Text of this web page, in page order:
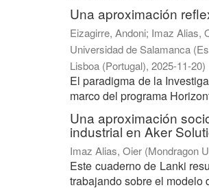
Una aproximación
Eizagirre, Andoni; Imaz Alias,
Universidad de Salamanca
Lisboa (Portugal), 2025-11-20)
El paradigma de la
marco del programa
Una aproximación
industrial en Aker
Imaz Alias, Oier (Mondragon
Este cuaderno de Lanki
trabajando sobre el modelo